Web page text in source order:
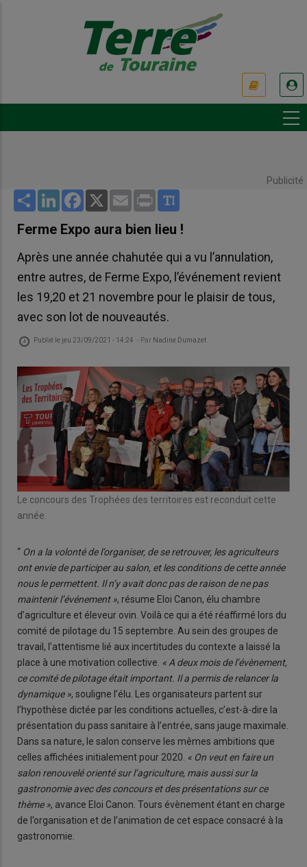
Publicité
Share LinkedInFacebook
X Email Print
Ferme Expo aura bien lieu !
Après une année chahutée qui a vu l’annulation,
entre autres, de Ferme Expo, l’événement revient
les 19,20 et 21 novembre pour le plaisir de tous,
avec son lot de nouveautés.
Publié le jeu 23/09/2021 - 14:24 - Par Nadine Dumazet
Le concours des Trophées des territoires est reconduit cette
année.
“ On a la volonté de l’organiser, de se retrouver, les agriculteurs
ont envie de participer au salon, et les conditions de cette année
nous le permettent. Il n’y avait donc pas de raison de ne pas
maintenir l’événement », résume Eloi Canon, élu chambre
d’agriculture et éleveur ovin. Voilà ce qui a été réaffirmé lors du
comité de pilotage du 15 septembre. Au sein des groupes de
travail, l’attentisme lié aux incertitudes du contexte a laissé la
place à une motivation collective. « A deux mois de l’évènement,
ce comité de pilotage était important. Il a permis de relancer la
dynamique », souligne l’élu. Les organisateurs partent sur
l’hypothèse dictée par les conditions actuelles, c’est-à-dire la
présentation du pass sanitaire à l’entrée, sans jauge maximale.
Dans sa nature, le salon conserve les mêmes ambitions que
celles affichées initialement pour 2020. « On veut en faire un
salon renouvelé orienté sur l’agriculture, mais aussi sur la
gastronomie avec des concours et des présentations sur ce
thème », avance Eloi Canon. Tours évènement étant en charge
de l’organisation et de l’animation de cet espace consacré à la
gastronomie.